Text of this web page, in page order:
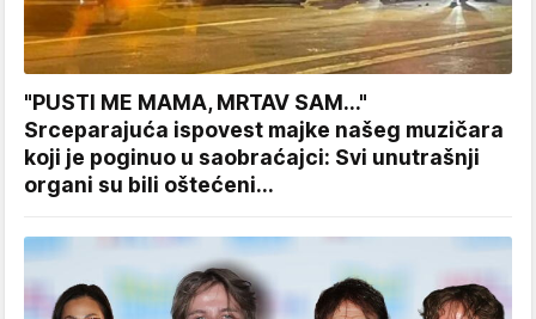
"PUSTI ME MAMA, MRTAV SAM..."
Srceparajuća ispovest majke našeg muzičara
koji je poginuo u saobraćajci: Svi unutrašnji
organi su bili oštećeni...